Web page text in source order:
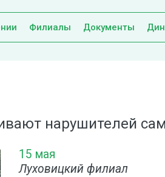
Филиалы Документы
нарушителей
15 мая
Луховицкий филиал